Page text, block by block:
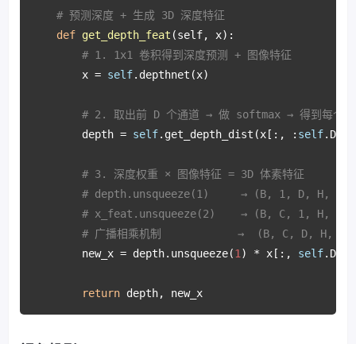
# 预测深度 + 生成 3D 深度特征
def get_depth_feat (self, x):
# 1. 1x1 卷积得到深度预测 + 图像特征
        x =
self.depthnet(x)
# 2. 取出前 D 个通道 → 做 softmax → 得到每个像
        depth =
self.get_depth_dist(x[:, : self.D])
# 3. 深度权重 × 图像特征 = 3D 体素特征
# depth.unsqueeze(1)     → (B, 1, D, H,
# x_feat.unsqueeze(2)    → (B, C, 1, H, W)
# 广播相乘机制            →  (B, C, D, H, W)
        new_x = depth.unsqueeze(
1 ) * x[:, self.D:(
return depth, new_x